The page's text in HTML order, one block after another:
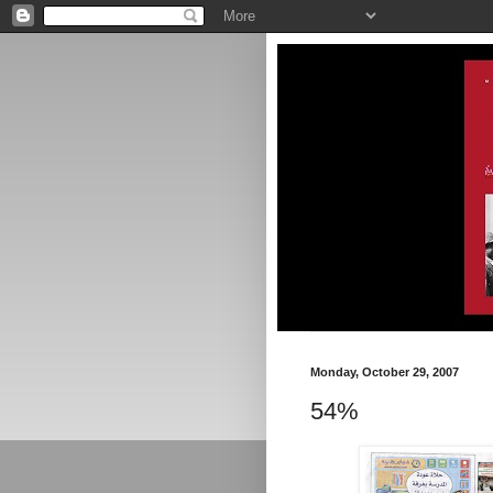
Monday, October 29, 2007
54%